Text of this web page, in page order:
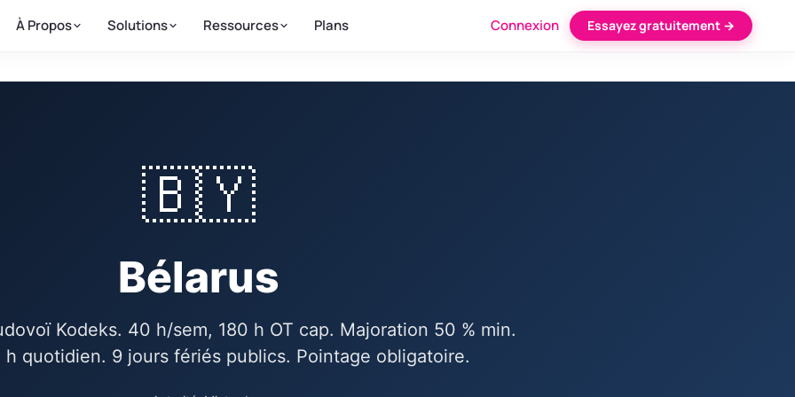
À Propos Solutions Ressources Plans Connexion Essayez gratuitement →
🇧🇾
Bélarus
Kodeks. 40 h/sem, 180 h OT cap. Majoration 50 % min.
h quotidien. 9 jours fériés publics. Pointage obligatoire.